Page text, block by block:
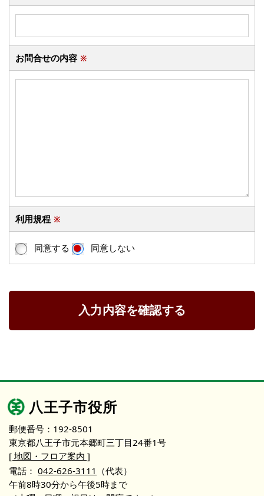
お問合せの内容 ※
利用規程 ※
同意する 同意しない
入力内容を確認する
八王子市役所
郵便番号：192-8501
東京都八王子市元本郷町三丁目24番1号
[ 地図・フロア案内 ]
電話： 042-626-3111 （代表）
午前8時30分から午後5時まで